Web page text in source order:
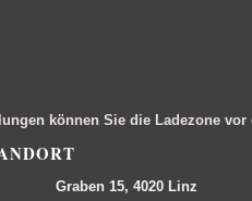
können Sie die Ladezone
Graben 15, 4020 Linz